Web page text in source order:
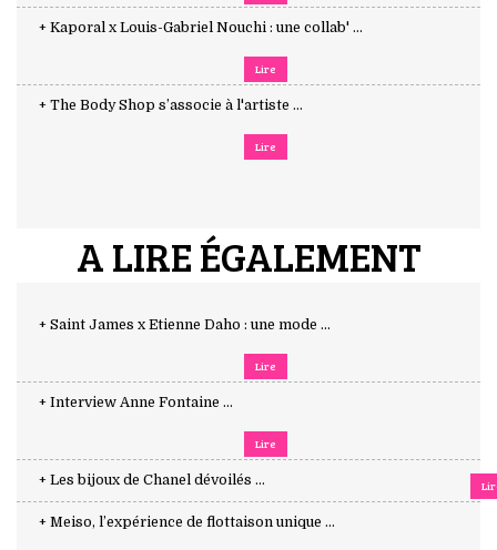
+ Kaporal x Louis-Gabriel Nouchi : une collab' ...
Lire
+ The Body Shop s’associe à l'artiste ...
Lire
A LIRE ÉGALEMENT
+ Saint James x Etienne Daho : une mode ...
Lire
+ Interview Anne Fontaine ...
Lire
+ Les bijoux de Chanel dévoilés ...
+ Meiso, l’expérience de flottaison unique ...